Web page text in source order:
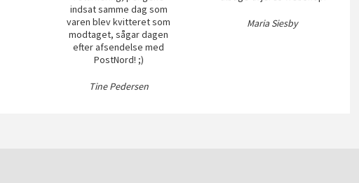
indsat samme dag som
varen blev kvitteret som
modtaget, sågar dagen
efter afsendelse med
PostNord! ;)
Tine Pedersen
Maria Siesby